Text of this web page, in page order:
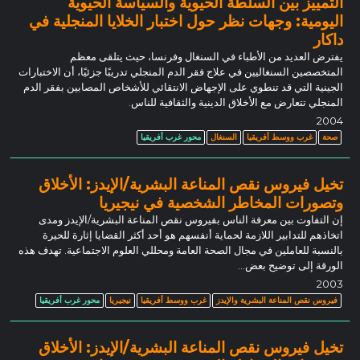
اليومية: وجهات نظر حول اختبار الخلايا المنجلية في
داكار
يفترض العديد من الأطباء في السنغال وفرنسا، حيث يتلقى معظم
المتخصصين السنغاليين في علاج فقر الدم المنجلي تدريبًا جزئيًا، أن الاختبارات
الجينية التي قد تنطوي على الإجهاض الانتقائي للأشخاص المصابين بفقر الدم
المنجلي تتعارض مع الأخلاق الدينية والثقافية للناس.
2004
صحة غرب ووسط أفريقيا السنغال محور غرب أفريقيا
تخيل فيروس نقص المناعة البشرية/الإيدز: الأخلاق
وتصورات المخاطر الشخصية في نيجيريا
إن التفاوت بين معرفة الناس بفيروس نقص المناعة البشرية/الإيدز ومدى
اتخاذهم للتدابير اللازمة لحماية أنفسهم هو أحد أكثر القضايا إثارة للحيرة
بالنسبة للعاملين في مجال الصحة العامة ومحللي العلوم الاجتماعية. تهدف هذه
الورقة إلى توضيح بعض…
2003
فيروس نقص المناعة البشرية والإيدز غرب ووسط أفريقيا نيجيريا محور غرب أفريقيا
تخيل فيروس نقص المناعة البشرية/الإيدز: الأخلاق